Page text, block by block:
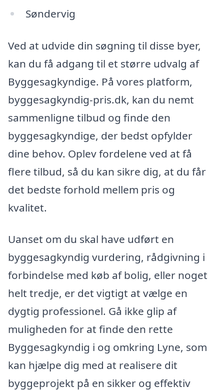
Søndervig
Ved at udvide din søgning til disse byer,
kan du få adgang til et større udvalg af
Byggesagkyndige. På vores platform,
byggesagkyndig-pris.dk, kan du nemt
sammenligne tilbud og finde den
byggesagkyndige, der bedst opfylder
dine behov. Oplev fordelene ved at få
flere tilbud, så du kan sikre dig, at du får
det bedste forhold mellem pris og
kvalitet.
Uanset om du skal have udført en
byggesagkyndig vurdering, rådgivning i
forbindelse med køb af bolig, eller noget
helt tredje, er det vigtigt at vælge en
dygtig professionel. Gå ikke glip af
muligheden for at finde den rette
Byggesagkyndig i og omkring Lyne, som
kan hjælpe dig med at realisere dit
byggeprojekt på en sikker og effektiv